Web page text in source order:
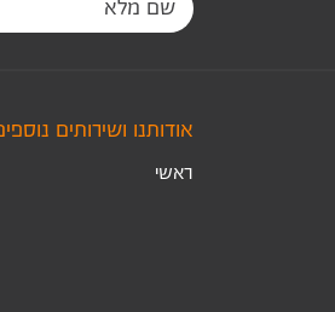
אודותנו ושירותים
ראשי